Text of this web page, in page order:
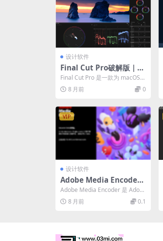
设计软件
Final Cut Pro破解版｜专
业视频剪辑软件
Final Cut Pro 是一款为 macOS
打造的专业视频编辑软件，以其
创...8 月前 0
VIP
设计软件
Adobe Media Encode
r：专业视频转码与交付引
擎｜自动化工作流与原生
硬件加速
Adobe Media Encoder 是 Adob
e Creative Clo...
8 月前 0.1